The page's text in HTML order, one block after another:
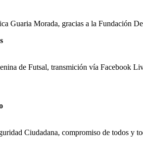
Guaria Morada, gracias a la Fundación
de Futsal, transmición vía Facebook
Ciudadana, compromiso de todos y